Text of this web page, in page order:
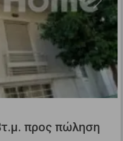
Next
προς πώληση